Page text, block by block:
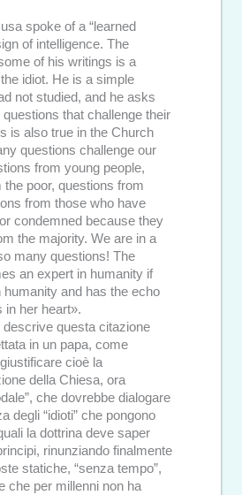
spoke of a “learned
of intelligence. The
of his writings is a
idiot. He is a simple
not studied, and he asks
that challenge their
is also true in the Church
questions challenge our
from young people,
the poor, questions from
from those who have
condemned because they
the majority. We are in a
many questions! The
an expert in humanity if
and has the echo
in her heart».
descrive questa citazione
in un papa, come
cioè la
della Chiesa, ora
che dovrebbe dialogare
degli “idioti” che pongono
la dottrina deve saper
rinunziando finalmente
statiche, “senza tempo”,
che per millenni non ha